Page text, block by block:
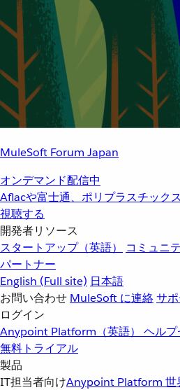
MuleSoft Forum Japan
オンデマンド配信中
Aflacや富士通、ポリプラスチック
視聴する
開発者リソース
スタートアップ（英語）
コミュニ
パートナー
English (Full site) 日本語
お問い合わせ MuleSoft に連絡サ
ログイン
Anypoint Platform（英語） ヘルプ
無料トライアル
製品
IT担当者向けAnypoint Platform 世